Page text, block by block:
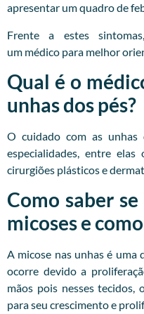
apresentar um quadro de
Frente a estes
um médico para melhor
Qual é o
unhas dos pés?
O cuidado com as
especialidades, entre
cirurgiões plásticos e
Como saber
micoses e
A micose nas unhas é uma
ocorre devido a
mãos pois nesses
para seu crescimento e